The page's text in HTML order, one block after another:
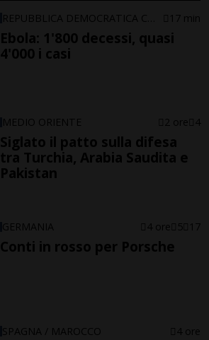
17 min
Ebola: 1'800 decessi, quasi
4'000 i casi
MEDIO ORIENTE 2 ore 4
Siglato il patto sulla difesa
tra Turchia, Arabia Saudita e
Pakistan
GERMANIA 4 ore 5 17
Conti in rosso per Porsche
SPAGNA / MAROCCO 4 ore